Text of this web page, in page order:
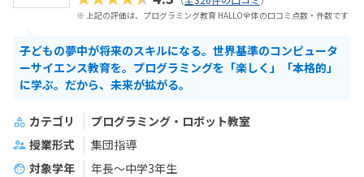
※ 上記の評価は、プログラミング教育 HALLO全体の口コミ点数・件数です
子どもの夢中が将来のスキルになる。世界基準のコンピュータ
ーサイエンス教育を。プログラミングを「楽しく」「本格的」
に学ぶ。だから、未来が拡がる。
カテゴリ
プログラミング・ロボット教室
授業形式
集団指導
対象学年
年長～中学3年生